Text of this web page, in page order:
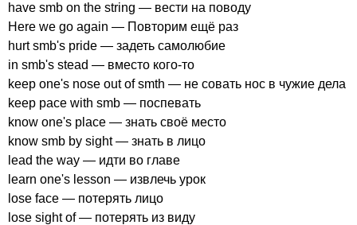
have smb on the string — вести на поводу
Here we go again — Повторим ещё раз
hurt smb's pride — задеть самолюбие
in smb's stead — вместо кого-то
keep one's nose out of smth — не совать нос в чужие дела
keep pace with smb — поспевать
know one's place — знать своё место
know smb by sight— знать в лицо
lead the way — идти во главе
learn one's lesson — извлечь урок
lose face — потерять лицо
lose sight of— потерять из виду